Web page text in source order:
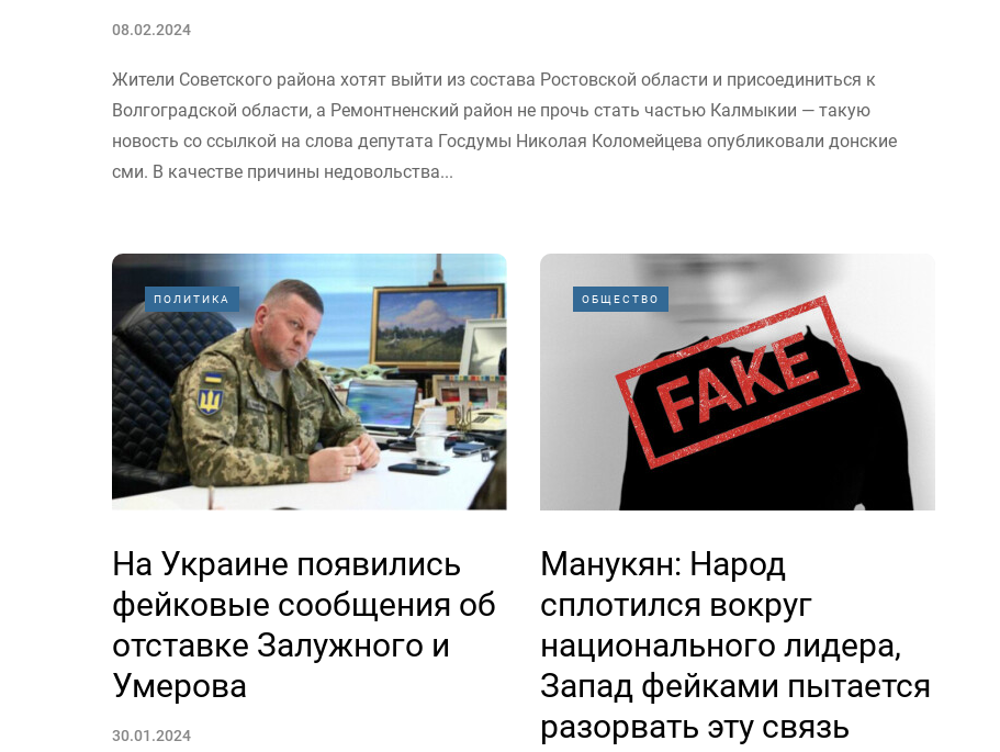
08.02.2024
Жители Советского района хотят выйти из состава Ростовской области и присоединиться к
Волгоградской области, а Ремонтненский район не прочь стать частью Калмыкии — такую
новость со ссылкой на слова депутата Госдумы Николая Коломейцева опубликовали донские
сми. В качестве причины недовольства...
ПОЛИТИКА
На Украине появились
фейковые сообщения об
отставке Залужного и
Умерова
30.01.2024
ОБЩЕСТВО
Манукян: Народ
сплотился вокруг
национального лидера,
Запад фейками пытается
разорвать эту связь